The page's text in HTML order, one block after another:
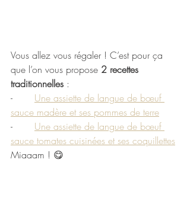
Vous allez vous régaler ! C’est pour ça
que l’on vous propose 2 recettes
traditionnelles :
Une assiette de langue de bœuf
sauce madère et ses pommes de terre
Une assiette de langue de bœuf
sauce tomates cuisinées et ses coquillettes
Miaaam ! 😋